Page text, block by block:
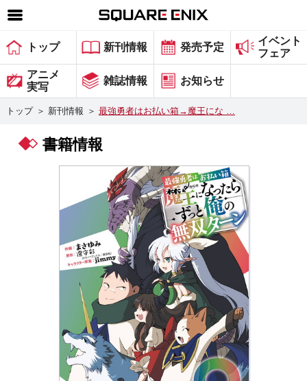
SQUARE ENIX 公式サイトメニュー
ゲーム
マガジン＆ブックス
グッズ
採用情報
スクウェア・エニックス サイト内検索
トップ 新刊情報 発売予定
イベント
フェア
アニメ
実写
雑誌情報 お知らせ
トップ ＞ 新刊情報 ＞ 最強勇者はお払い箱→魔王にな …
書籍情報